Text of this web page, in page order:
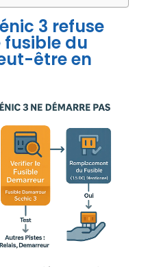
3 refuse
fusible du
être en